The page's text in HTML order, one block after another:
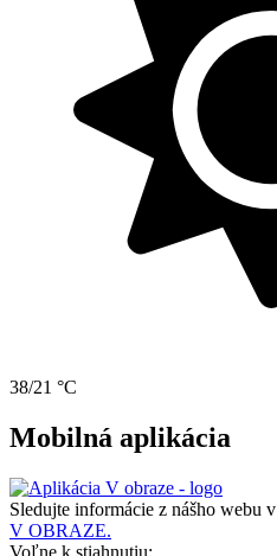
38/21 °C
Mobilná aplikácia
Sledujte informácie z nášho webu v
V OBRAZE.
Voľne k stiahnutiu: